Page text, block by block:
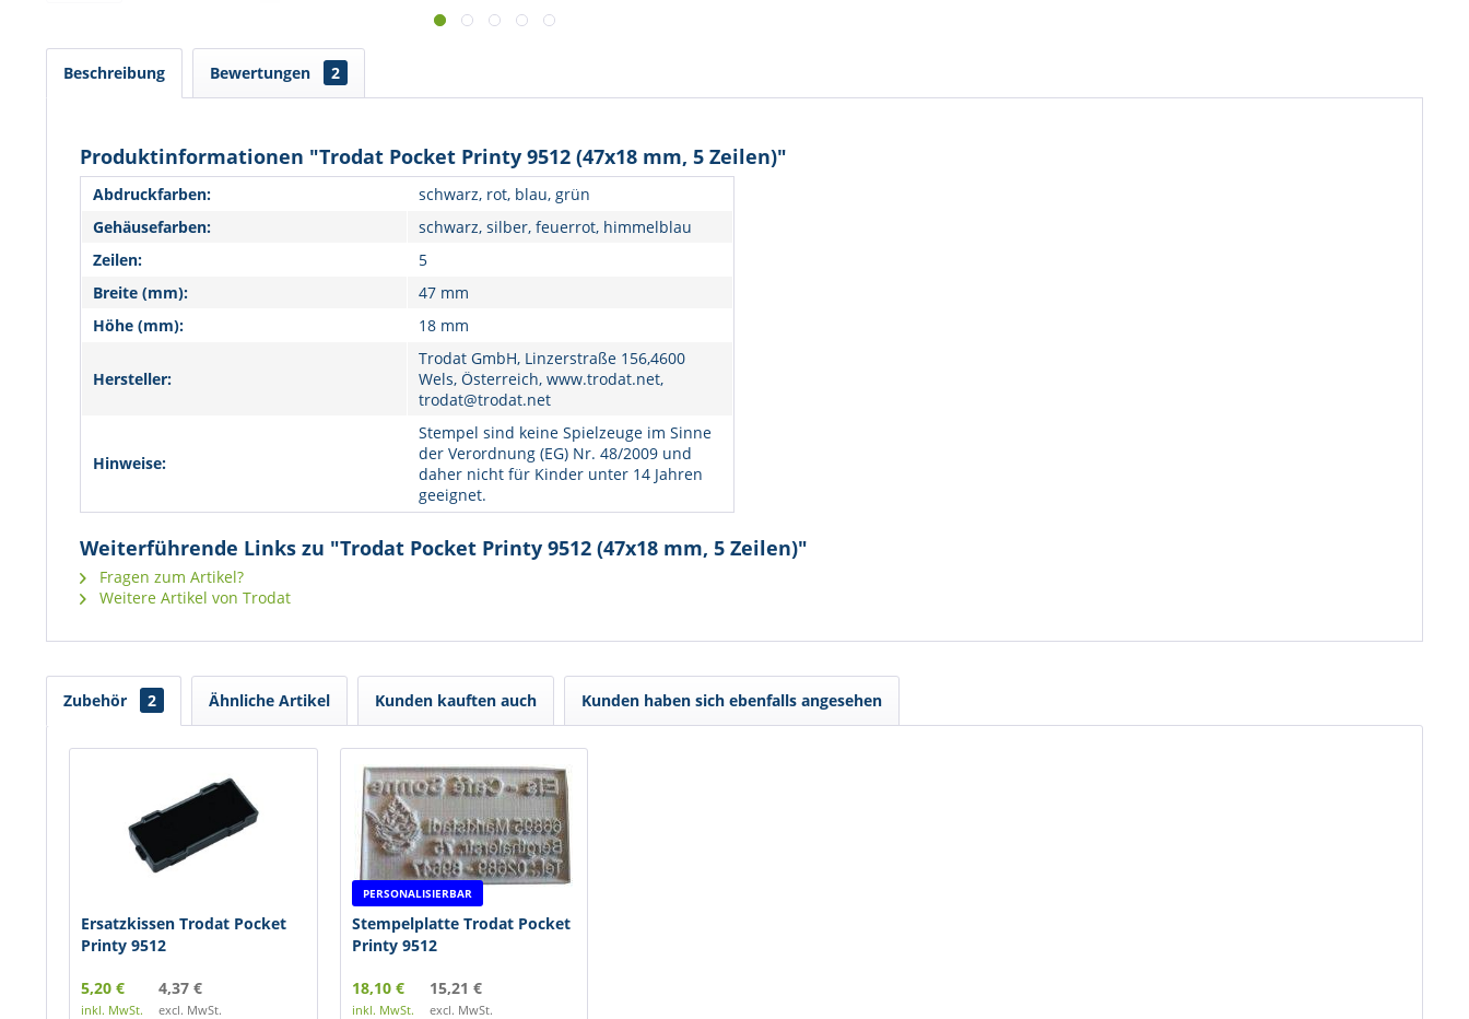
Beschreibung Bewertungen 2
Produktinformationen "Trodat Pocket Printy 9512 (47x18 mm, 5 Zeilen)"
Abdruckfarben:
schwarz, rot, blau, grün
Gehäusefarben:
schwarz, silber, feuerrot, himmelblau
Zeilen:
5
Breite (mm):
47 mm
Höhe (mm):
18 mm
Hersteller:
Trodat GmbH, Linzerstraße 156,4600
Wels, Österreich, www.trodat.net,
trodat@trodat.net
Hinweise:
Stempel sind keine Spielzeuge im Sinne
der Verordnung (EG) Nr. 48/2009 und
daher nicht für Kinder unter 14 Jahren
geeignet.
Weiterführende Links zu "Trodat Pocket Printy 9512 (47x18 mm, 5 Zeilen)"
Fragen zum Artikel?
Weitere Artikel von Trodat
Zubehör 2 Ähnliche Artikel Kunden kauften auch Kunden haben sich ebenfalls angesehen
Ersatzkissen Trodat Pocket
Printy 9512
5,20 €
inkl. MwSt.
4,37 €
excl. MwSt.
PERSONALISIERBAR
Stempelplatte Trodat Pocket
Printy 9512
18,10 €
inkl. MwSt.
15,21 €
excl. MwSt.